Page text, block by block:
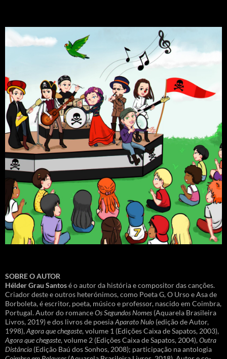
SOBRE O AUTOR
Hélder Grau Santosé o autor da história e compositor das canções.
Criador deste e outros heterónimos, como Poeta G, O Urso e Asa de
Borboleta, é escritor, poeta, músico e professor, nascido em Coimbra,
Portugal. Autor do romanceOs Segundos Nomes (Aquarela Brasileira
Livros, 2019) e dos livros de poesiaAparato Nulo (edição de Autor,
1998),Agora que chegaste, volume 1 (Edições Caixa de Sapatos, 2003),
Agora que chegaste, volume 2 (Edições Caixa de Sapatos, 2004),Outra
Distância (Edição Baú dos Sonhos, 2008); participação na antologia